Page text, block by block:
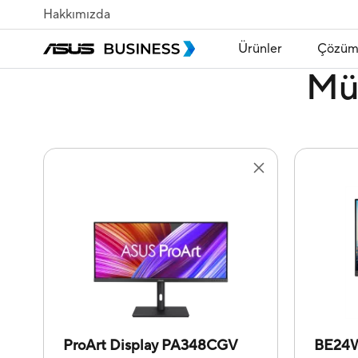
Hakkımızda
Ürünler
ProArt Display PA348CGV